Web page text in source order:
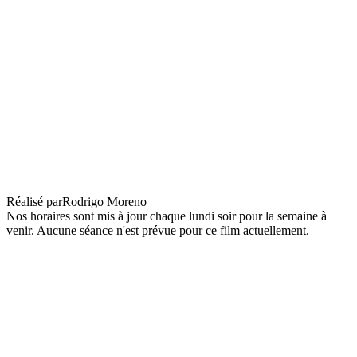
Réalisé parRodrigo Moreno
Nos horaires sont mis à jour chaque lundi soir pour la semaine à
venir. Aucune séance n'est prévue pour ce film actuellement.